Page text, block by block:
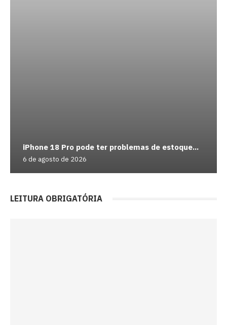
iPhone 18 Pro pode ter problemas de estoque...
6 de agosto de 2026
LEITURA OBRIGATÓRIA